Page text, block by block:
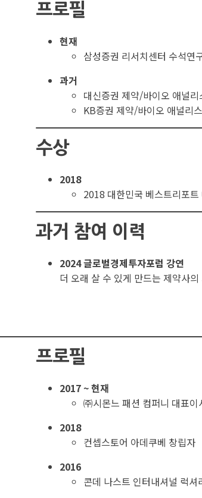
프로필
현재
삼성증권 리서치센터 수석연
과거
대신증권 제약/바이오 애널리
KB증권 제약/바이오 애널리
수상
2018
2018 대한민국 베스트리포트
과거 참여 이력
2024 글로벌경제투자포럼 강연
더 오래 살 수 있게 만드는 제약사의
프로필
2017 ~ 현재
㈜시몬느 패션 컴퍼니 대표이
2018
컨셉스토어 아데쿠베 창립자
2016
콘데 나스트 인터내셔널 럭셔